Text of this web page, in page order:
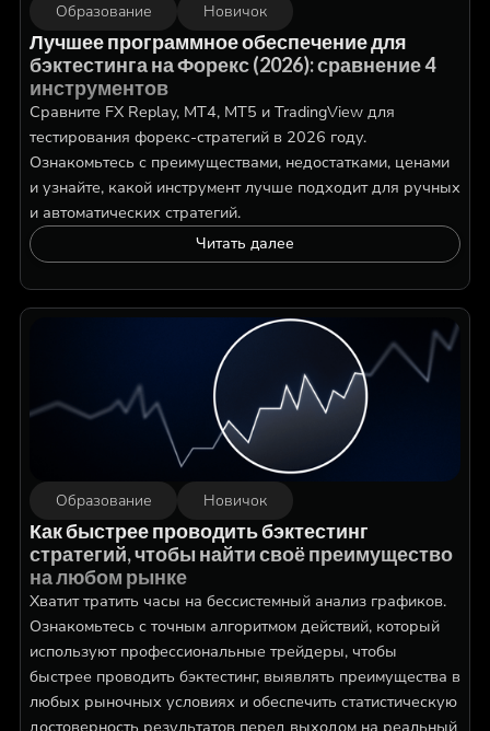
Образование Новичок
Лучшее программное обеспечение для
бэктестинга на Форекс (2026): сравнение 4
инструментов
Сравните FX Replay, MT4, MT5 и TradingView для
тестирования форекс-стратегий в 2026 году.
Ознакомьтесь с преимуществами, недостатками, ценами
и узнайте, какой инструмент лучше подходит для ручных
и автоматических стратегий.
Читать далее
Образование Новичок
Как быстрее проводить бэктестинг
стратегий, чтобы найти своё преимущество
на любом рынке
Хватит тратить часы на бессистемный анализ графиков.
Ознакомьтесь с точным алгоритмом действий, который
используют профессиональные трейдеры, чтобы
быстрее проводить бэктестинг, выявлять преимущества в
любых рыночных условиях и обеспечить статистическую
достоверность результатов перед выходом на реальный